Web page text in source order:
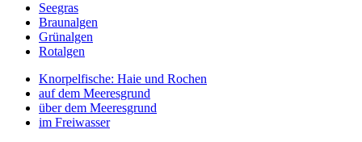
Seegras
Braunalgen
Grünalgen
Rotalgen
Knorpelfische: Haie und Rochen
auf dem Meeresgrund
über dem Meeresgrund
im Freiwasser